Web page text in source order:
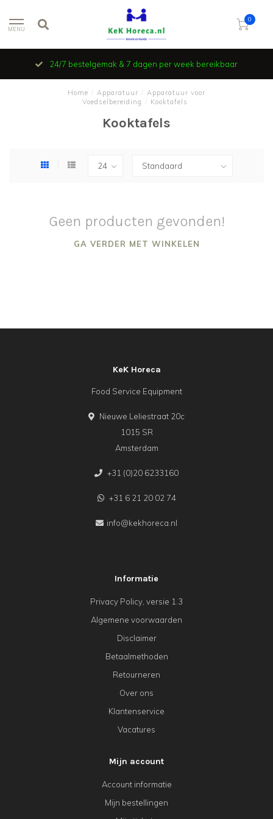
MENU
0
24/7 bestelgemak & 7 dagen per week bereikbaar
Home Apparatuur
Apparatuur voor
Voedselbereiding
Kooktafels
Kooktafels
Geen producten gevonden!
GA VERDER MET WINKELEN
KeK Horeca
Food Service Equipment
Nieuwe Leliestraat 20c
1015 SR
Amsterdam
+31 (0)20 6233160
+31 6 21 20 02 74
info@kekhoreca.nl
Informatie
Privacy Policy, versie 1.3
Algemene voorwaarden
Disclaimer
Betaalmethoden
Retourneren
Over ons
Klantenservice
Vacatures
Mijn account
Account informatie
Mijn bestellingen